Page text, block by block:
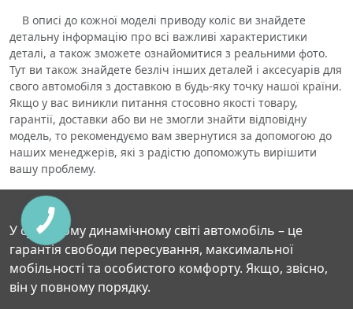
В описі до кожної моделі приводу коліс ви знайдете
детальну інформацію про всі важливі характеристики
деталі, а також зможете ознайомитися з реальними фото.
Тут ви також знайдете безліч інших деталей і аксесуарів для
свого автомобіля з доставкою в будь-яку точку нашої країни.
Якщо у вас виникли питання стосовно якості товару,
гарантії, доставки або ви не змогли знайти відповідну
модель, то рекомендуємо вам звернутися за допомогою до
наших менеджерів, які з радістю допоможуть вирішити
вашу проблему.
У сучасному динамічному світі автомобіль – це
гарантія свободи пересування, максимальної
мобільності та особистого комфорту. Якщо, звісно,
він у повному порядку.